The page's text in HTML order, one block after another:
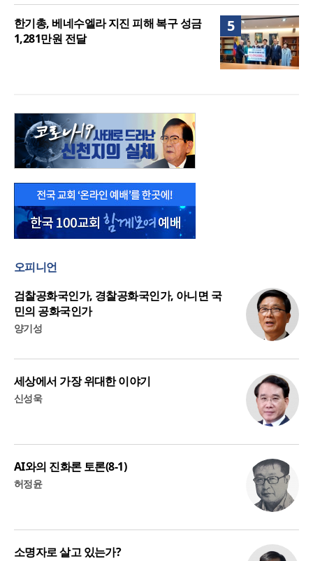
5
한기총, 베네수엘라 지진 피해 복구 성금
1,281만원 전달
오피니언
검찰공화국인가, 경찰공화국인가, 아니면 국
민의 공화국인가
양기성
세상에서 가장 위대한 이야기
신성욱
AI와의 진화론 토론(8-1)
허정윤
소명자로 살고 있는가?